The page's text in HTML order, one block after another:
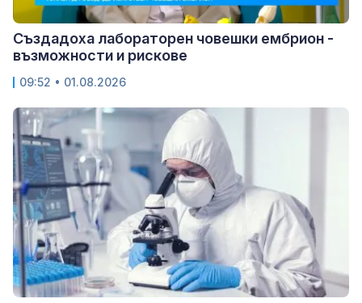
Създадоха лабораторен човешки ембрион -
възможности и рискове
09:52 • 01.08.2026